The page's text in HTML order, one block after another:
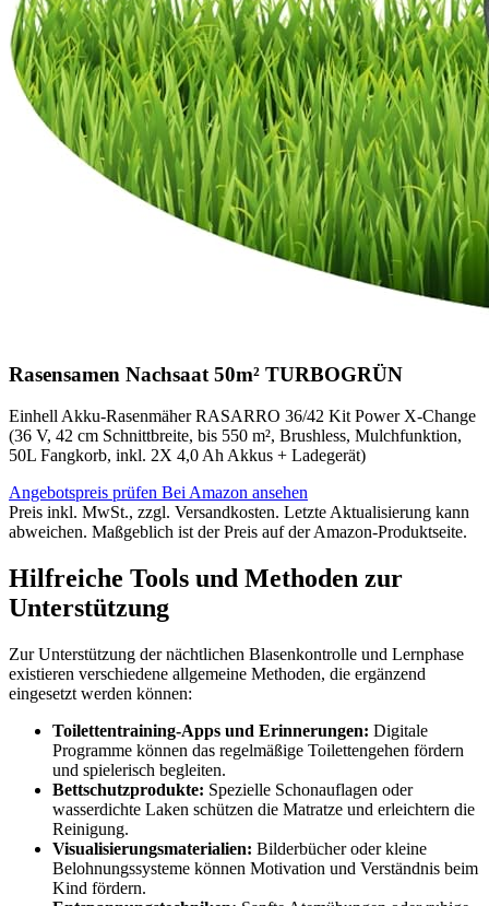
Rasensamen Nachsaat 50m² TURBOGRÜN
Einhell Akku-Rasenmäher RASARRO 36/42 Kit Power X-Change
(36 V, 42 cm Schnittbreite, bis 550 m², Brushless, Mulchfunktion,
50L Fangkorb, inkl. 2X 4,0 Ah Akkus + Ladegerät)
Angebotspreis prüfen Bei Amazon ansehen
Preis inkl. MwSt., zzgl. Versandkosten. Letzte Aktualisierung kann
abweichen. Maßgeblich ist der Preis auf der Amazon-Produktseite.
Hilfreiche Tools und Methoden zur
Unterstützung
Zur Unterstützung der nächtlichen Blasenkontrolle und Lernphase
existieren verschiedene allgemeine Methoden, die ergänzend
eingesetzt werden können:
Toilettentraining-Apps und Erinnerungen: Digitale
Programme können das regelmäßige Toilettengehen fördern
und spielerisch begleiten.
Bettschutzprodukte: Spezielle Schonauflagen oder
wasserdichte Laken schützen die Matratze und erleichtern die
Reinigung.
Visualisierungsmaterialien: Bilderbücher oder kleine
Belohnungssysteme können Motivation und Verständnis beim
Kind fördern.